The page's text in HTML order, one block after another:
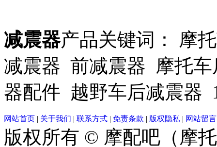
减震器产品关键词： 摩
减震器 前减震器 摩托
器配件 越野车后减震器
网站首页 | 关于我们 | 联系方式 | 免责条款 | 版权隐私 | 网站留言
版权所有 © 摩配吧（摩